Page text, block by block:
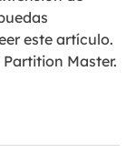
este artículo.
Partition Master.